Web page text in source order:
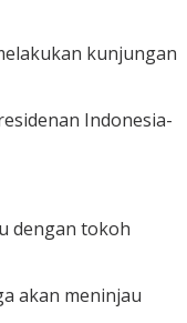
kunjungan
Indonesia-
dengan tokoh
akan meninjau